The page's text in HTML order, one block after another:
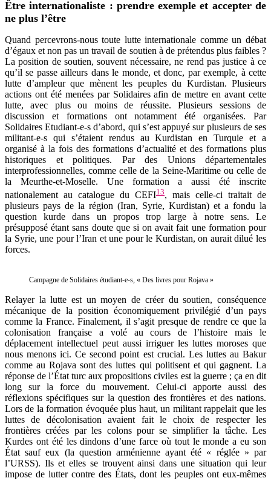
Être internationaliste : prendre exemple et accepter de
ne plus l’être
Quand percevrons-nous toute lutte internationale comme un débat
d’égaux et non pas un travail de soutien à de prétendus plus faibles ?
La position de soutien, souvent nécessaire, ne rend pas justice à ce
qu’il se passe ailleurs dans le monde, et donc, par exemple, à cette
lutte d’ampleur que mènent les peuples du Kurdistan. Plusieurs
actions ont été menées par Solidaires afin de mettre en avant cette
lutte, avec plus ou moins de réussite. Plusieurs sessions de
discussion et formations ont notamment été organisées. Par
Solidaires Etudiant-e-s d’abord, qui s’est appuyé sur plusieurs de ses
militant-e-s qui s’étaient rendus au Kurdistan en Turquie et a
organisé à la fois des formations d’actualité et des formations plus
historiques et politiques. Par des Unions départementales
interprofessionnelles, comme celle de la Seine-Maritime ou celle de
la Meurthe-et-Moselle. Une formation a aussi été inscrite
nationalement au catalogue du CEFI13, mais celle-ci traitait de
plusieurs pays de la région (Iran, Syrie, Kurdistan) et a fondu la
question kurde dans un propos trop large à notre sens. Le
présupposé étant sans doute que si on avait fait une formation pour
la Syrie, une pour l’Iran et une pour le Kurdistan, on aurait dilué les
forces.
Campagne de Solidaires étudiant-e-s, « Des livres pour Rojava »
Relayer la lutte est un moyen de créer du soutien, conséquence
mécanique de la position économiquement privilégié d’un pays
comme la France. Finalement, il s’agit presque de rendre ce que la
colonisation française a volé au cours de l’histoire mais le
déplacement intellectuel peut aussi irriguer les luttes moroses que
nous menons ici. Ce second point est crucial. Les luttes au Bakur
comme au Rojava sont des luttes qui politisent et qui gagnent. La
réponse de l’État turc aux propositions civiles est la guerre ; ça en dit
long sur la force du mouvement. Celui-ci apporte aussi des
réflexions spécifiques sur la question des frontières et des nations.
Lors de la formation évoquée plus haut, un militant rappelait que les
luttes de décolonisation avaient fait le choix de respecter les
frontières créées par les colons pour se simplifier la tâche. Les
Kurdes ont été les dindons d’une farce où tout le monde a eu son
État sauf eux (la question arménienne ayant été « réglée » par
l’URSS). Ils et elles se trouvent ainsi dans une situation qui leur
impose de lutter contre des États, dont les peuples ont eux-mêmes